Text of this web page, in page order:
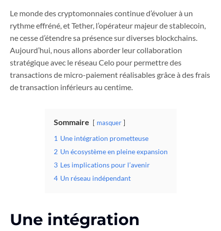
Le monde des cryptomonnaies continue d’évoluer à un
rythme effréné, et Tether, l’opérateur majeur de stablecoin,
ne cesse d’étendre sa présence sur diverses blockchains.
Aujourd’hui, nous allons aborder leur collaboration
stratégique avec le réseau Celo pour permettre des
transactions de micro-paiement réalisables grâce à des frais
de transaction inférieurs au centime.
Sommaire masquer
1 Une intégration prometteuse
2 Un écosystème en pleine expansion
3 Les implications pour l’avenir
4 Un réseau indépendant
Une intégration